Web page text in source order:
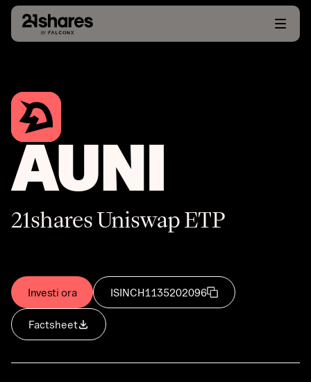
AUNI
21shares Uniswap ETP
Investi ora ISINCH1135202096
Factsheet